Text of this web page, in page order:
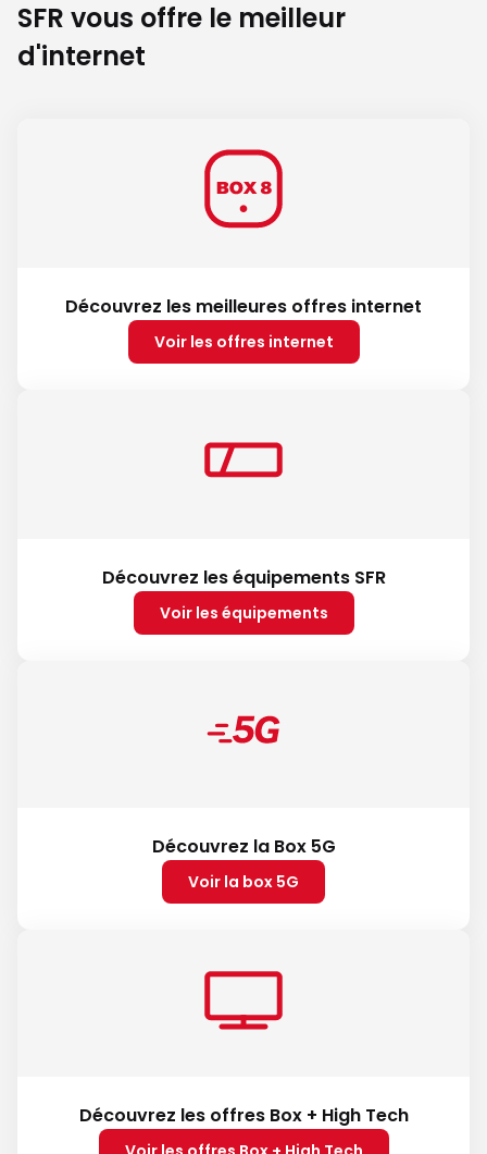
SFR vous offre le meilleur
d'internet
Découvrez les meilleures offres internet
Voir les offres internet
Découvrez les équipements SFR
Voir les équipements
Découvrez la Box 5G
Voir la box 5G
Découvrez les offres Box + High Tech